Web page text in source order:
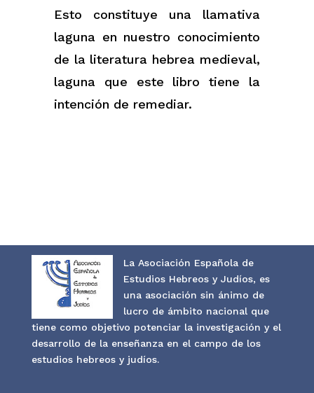
Esto constituye una llamativa
laguna en nuestro conocimiento
de la literatura hebrea medieval,
laguna que este libro tiene la
intención de remediar.
La Asociación Española de
Estudios Hebreos y Judíos, es
una asociación sin ánimo de
lucro de ámbito nacional que
tiene como objetivo potenciar la investigación y el
desarrollo de la enseñanza en el campo de los
estudios hebreos y judíos.